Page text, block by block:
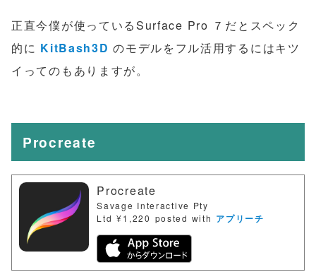
正直今僕が使っているSurface Pro ７だとスペック
的に KitBash3D のモデルをフル活用するにはキツ
イってのもありますが。
Procreate
Procreate
Savage Interactive Pty
Ltd ¥1,220 posted with アプリーチ